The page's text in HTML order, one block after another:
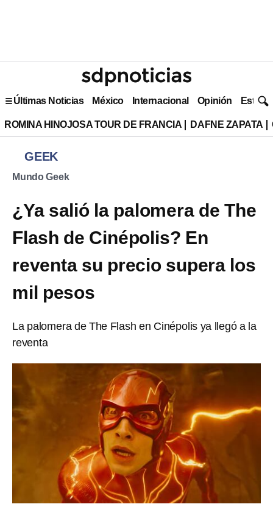
Últimas Noticias México Internacional Opinión Estilo
ROMINA HINOJOSA TOUR DE FRANCIA DAFNE ZAPATA
GEEK
Mundo Geek
¿Ya salió la palomera de The
Flash de Cinépolis? En
reventa su precio supera los
mil pesos
La palomera de The Flash en Cinépolis ya llegó a la
reventa